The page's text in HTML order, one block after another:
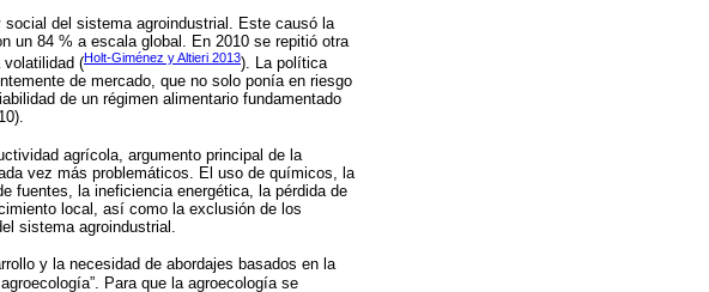
del sistema agroindustrial. Este causó la
un 84 % a escala global. En 2010 se repitió otra
(Holt-Giménez y Altieri 2013). La política
de mercado, que no solo ponía en riesgo
de un régimen alimentario fundamentado
agrícola, argumento principal de la
vez más problemáticos. El uso de químicos, la
fuentes, la ineficiencia energética, la pérdida de
local, así como la exclusión de los
sistema agroindustrial.
y la necesidad de abordajes basados en la
Para que la agroecología se